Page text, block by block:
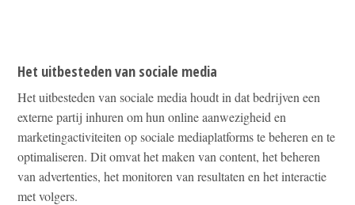
Het uitbesteden van sociale media
Het uitbesteden van sociale media houdt in dat bedrijven een
externe partij inhuren om hun online aanwezigheid en
marketingactiviteiten op sociale mediaplatforms te beheren en te
optimaliseren. Dit omvat het maken van content, het beheren
van advertenties, het monitoren van resultaten en het interactie
met volgers.